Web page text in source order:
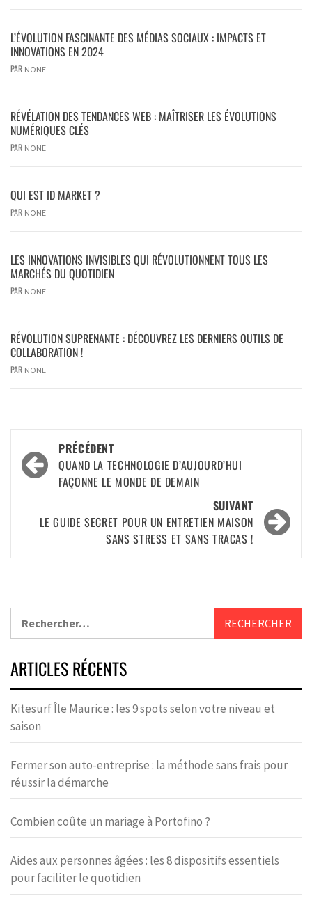
L’ÉVOLUTION FASCINANTE DES MÉDIAS SOCIAUX : IMPACTS ET
INNOVATIONS EN 2024
PAR NONE
RÉVÉLATION DES TENDANCES WEB : MAÎTRISER LES ÉVOLUTIONS
NUMÉRIQUES CLÉS
PAR NONE
QUI EST ID MARKET ?
PAR NONE
LES INNOVATIONS INVISIBLES QUI RÉVOLUTIONNENT TOUS LES
MARCHÉS DU QUOTIDIEN
PAR NONE
RÉVOLUTION SUPRENANTE : DÉCOUVREZ LES DERNIERS OUTILS DE
COLLABORATION !
PAR NONE
PRÉCÉDENT
QUAND LA TECHNOLOGIE D’AUJOURD’HUI
FAÇONNE LE MONDE DE DEMAIN
SUIVANT
LE GUIDE SECRET POUR UN ENTRETIEN MAISON
SANS STRESS ET SANS TRACAS !
ARTICLES RÉCENTS
Kitesurf Île Maurice : les 9 spots selon votre niveau et
saison
Fermer son auto-entreprise : la méthode sans frais pour
réussir la démarche
Combien coûte un mariage à Portofino ?
Aides aux personnes âgées : les 8 dispositifs essentiels
pour faciliter le quotidien